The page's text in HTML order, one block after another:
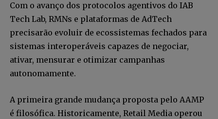
Com o avanço dos protocolos agentivos do IAB
Tech Lab, RMNs e plataformas de AdTech
precisarão evoluir de ecossistemas fechados para
sistemas interoperáveis capazes de negociar,
ativar, mensurar e otimizar campanhas
autonomamente.
A primeira grande mudança proposta pelo AAMP
é filosófica. Historicamente, Retail Media operou